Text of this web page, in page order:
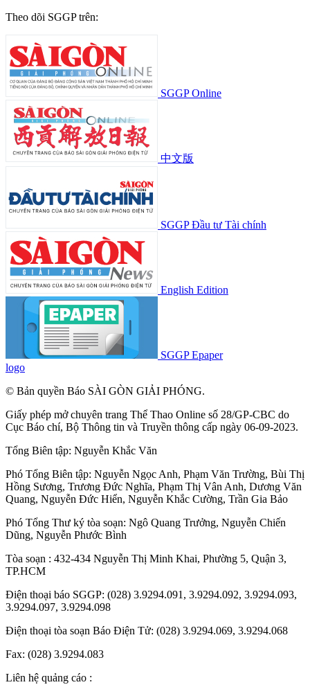
Theo dõi SGGP trên:
SGGP Online
中文版
SGGP Đầu tư Tài chính
English Edition
SGGP Epaper
logo
© Bản quyền Báo SÀI GÒN GIẢI PHÓNG.
Giấy phép mở chuyên trang Thể Thao Online số 28/GP-CBC do
Cục Báo chí, Bộ Thông tin và Truyền thông cấp ngày 06-09-2023.
Tổng Biên tập: Nguyễn Khắc Văn
Phó Tổng Biên tập: Nguyễn Ngọc Anh, Phạm Văn Trường, Bùi Thị
Hồng Sương, Trương Đức Nghĩa, Phạm Thị Vân Anh, Dương Văn
Quang, Nguyễn Đức Hiển, Nguyễn Khắc Cường, Trần Gia Bảo
Phó Tổng Thư ký tòa soạn: Ngô Quang Trưởng, Nguyễn Chiến
Dũng, Nguyễn Phước Bình
Tòa soạn : 432-434 Nguyễn Thị Minh Khai, Phường 5, Quận 3,
TP.HCM
Điện thoại báo SGGP: (028) 3.9294.091, 3.9294.092, 3.9294.093,
3.9294.097, 3.9294.098
Điện thoại tòa soạn Báo Điện Tử: (028) 3.9294.069, 3.9294.068
Fax: (028) 3.9294.083
Liên hệ quảng cáo :